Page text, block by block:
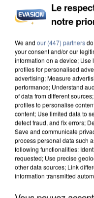
L’UN DES
MAFIA INTERPELLÉ
Le
notre
We and our (447) partners
your consent and/or our
information on a device; Use
profiles for personalised
advertising; Measure
performance; Understand
of data from different
profiles to personalise
content; Use limited data to
detect fraud, and fix errors;
Save and communicate
process personal data such
following functionalities:
requested; Use precise
other data sources; Link
information transmitted